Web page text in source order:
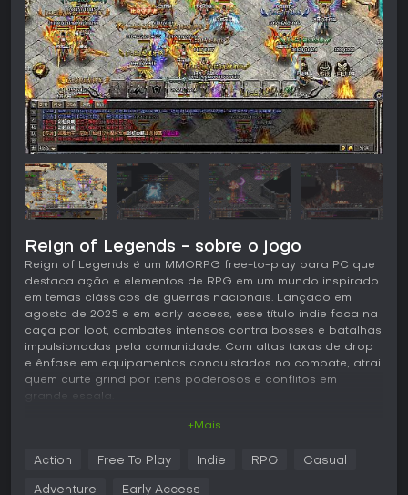
Reign of Legends - sobre o jogo
Reign of Legends é um MMORPG free-to-play para PC que
destaca ação e elementos de RPG em um mundo inspirado
em temas clássicos de guerras nacionais. Lançado em
agosto de 2025 e em early access, esse título indie foca na
caça por loot, combates intensos contra bosses e batalhas
impulsionadas pela comunidade. Com altas taxas de drop
e ênfase em equipamentos conquistados no combate, atrai
quem curte grind por itens poderosos e conflitos em
grande escala.
enfrentar monstros e bosses para conseguir equipamentos
e skills de elite. Os jogadores escolhem entre três classes:
+Mais
Action Free To Play Indie RPG Casual
Adventure Early Access